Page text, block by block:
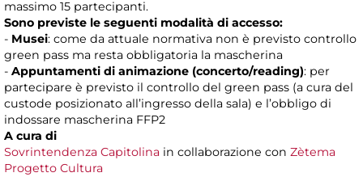
massimo 15 partecipanti.
Sono previste le seguenti modalità di accesso:
- Musei: come da attuale normativa non è previsto controllo
green pass ma resta obbligatoria la mascherina
- Appuntamenti di animazione (concerto/reading): per
partecipare è previsto il controllo del green pass (a cura del
custode posizionato all’ingresso della sala) e l’obbligo di
indossare mascherina FFP2
A cura di
Sovrintendenza Capitolina in collaborazione con Zètema
Progetto Cultura